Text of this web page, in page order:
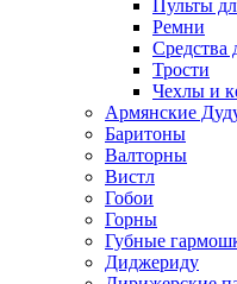
Пульты
Ремни
Средства
Трости
Чехлы и
Армянские
Баритоны
Валторны
Вистл
Гобои
Горны
Губные
Диджериду